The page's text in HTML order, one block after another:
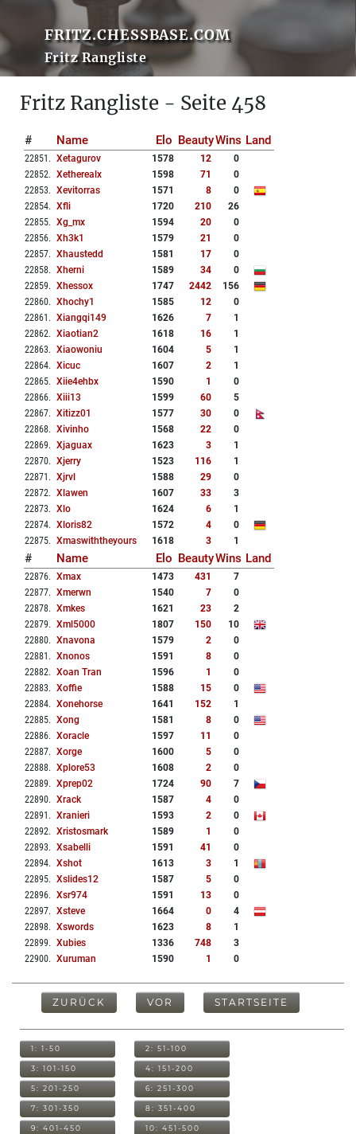
FRITZ.CHESSBASE.COM
Fritz Rangliste
Fritz Rangliste - Seite 458
# Name Elo BeautyWins Land
22851 . Xetagurov 1578 12
0
22852. Xetherealx 1598 71
0
22853. Xevitorras 1571 8
0
22854. Xfli 1720 210
26
22855. Xg_mx 1594 20
0
22856. Xh3k1 1579 21
0
22857. Xhaustedd 1581 17
0
22858. Xherni 1589 34
0
22859. Xhessox 1747 2442
156
22860. Xhochy1 1585 12
0
22861 . Xiangqi149 1626 7
1
22862. Xiaotian2 1618 16
1
22863. Xiaowoniu 1604 5
1
22864. Xicuc 1607 2
1
22865. Xiie4ehbx 1590 1
0
22866. Xiii13 1599 60
5
22867. Xitizz01 1577 30
0
22868. Xivinho 1568 22
0
22869. Xjaguax 1623 3
1
22870. Xjerry 1523 116
1
22871 . Xjrvl 1588 29
0
22872. Xlawen 1607 33
3
22873. Xlo 1624 6
1
22874. Xloris82 1572 4
0
22875. Xmaswiththeyours 1618 3 1
# Name Elo BeautyWins Land
22876. Xmax 1473 431
7
22877. Xmerwn 1540 7
0
22878. Xmkes 1621 23
2
22879. Xml5000 1807 150
10
22880. Xnavona 1579 2
0
22881 . Xnonos 1591 8
0
22882. Xoan Tran 1596 1
0
22883. Xoffie 1588 15
0
22884. Xonehorse 1641 152
1
22885. Xong 1581 8
0
22886. Xoracle 1597 11
0
22887. Xorge 1600 5
0
22888. Xplore53 1608 2
0
22889. Xprep02 1724 90
7
22890. Xrack 1587 4
0
22891 . Xranieri 1593 2
0
22892. Xristosmark 1589 1
0
22893. Xsabelli 1591 41
0
22894. Xshot 1613 3
1
22895. Xslides12 1587 5
0
22896. Xsr974 1591 13
0
22897. Xsteve 1664 0
4
22898. Xswords 1623 8
1
22899. Xubies 1336 748
3
22900. Xuruman 1590 1 0
ZURÜCK VOR STARTSEITE
1: 1-50 2: 51-100
3: 101-150 4: 151-200
5: 201-250 6: 251-300
7: 301-350 8: 351-400
9: 401-450 10: 451-500